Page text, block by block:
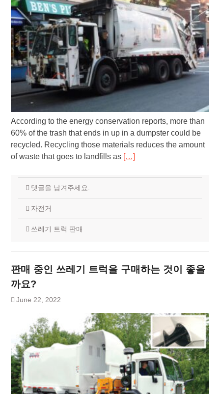
According to the energy conservation reports, more than
60% of the trash that ends in up in a dumpster could be
recycled. Recycling those materials reduces the amount
of waste that goes to landfills as […]
댓글을 남겨주세요.
자전거
쓰레기 트럭 판매
판매 중인 쓰레기 트럭을 구매하는 것이 좋을
까요?
June 22, 2022